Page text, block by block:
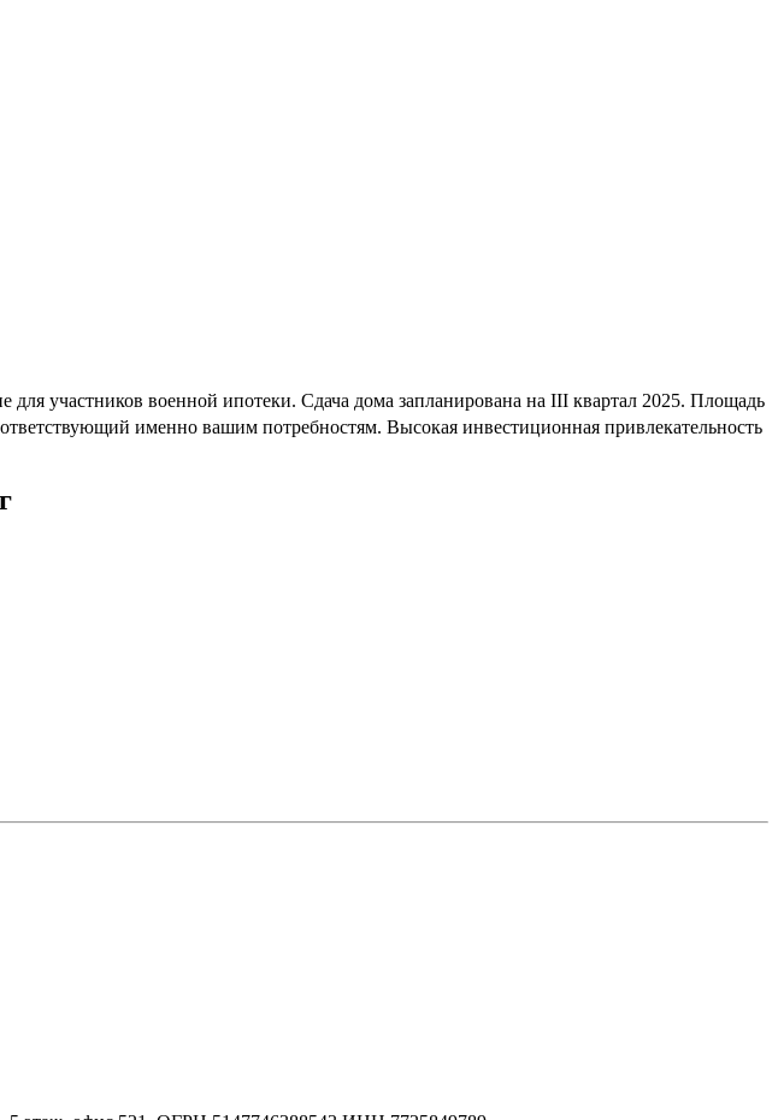
участников военной ипотеки. Сдача дома запланирована на III квартал 2025. Площадь
именно вашим потребностям. Высокая инвестиционная привлекательность